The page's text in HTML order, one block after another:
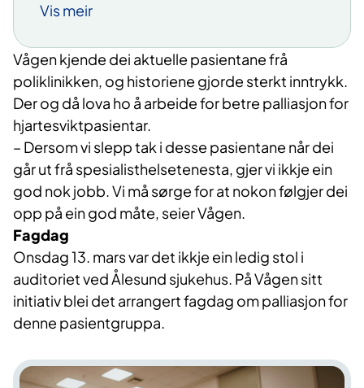
Hjartesvikten kan oppstå akutt, for
kan også utvikle seg gradvis over fleire år.
I dag er det omtrent like mange som døyr
av hjarte- og karsjukdommar som av
kreft,ifølge Dødsårsakregisteretved
Folkehelseinstituttet.
Førekomsten aukar med alderen, og
tilstanden rammar først og fremst eldre.
Rundt 10 prosent av alle over 75 år har
hjartesvikt. Mange kan leve lenge med
tilstanden,ifølge helsenorge.no .
Vis meir
Vågen kjende dei aktuelle pasientane frå
poliklinikken, og historiene gjorde sterkt inntrykk.
Der og då lova ho å arbeide for betre palliasjon for
hjartesviktpasientar.
– Dersom vi slepp tak i desse pasientane når dei
går ut frå spesialisthelsetenesta, gjer vi ikkje ein
god nok jobb. Vi må sørge for at nokon følgjer dei
opp på ein god måte, seier Vågen.
Fagdag
Onsdag 13. mars var det ikkje ein ledig stol i
auditoriet ved Ålesund sjukehus. På Vågen sitt
initiativ blei det arrangert fagdag om palliasjon for
denne pasientgruppa.